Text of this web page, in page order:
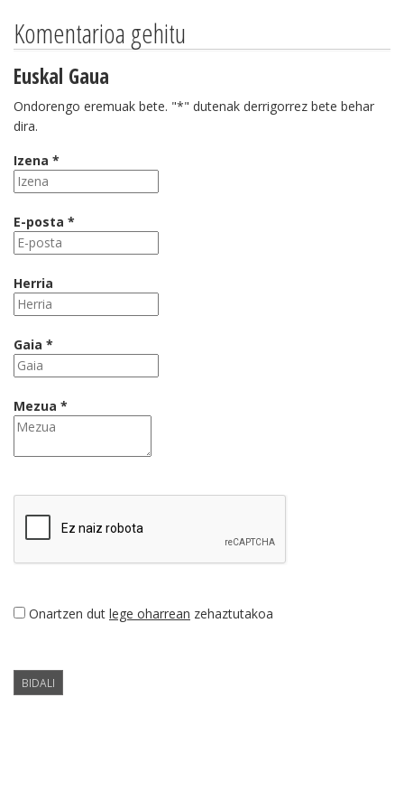
Komentarioa gehitu
Euskal Gaua
Ondorengo eremuak bete. "*" dutenak derrigorrez bete behar
dira.
Izena *
E-posta *
Herria
Gaia *
Mezua *
Onartzen dut lege oharrean zehaztutakoa
BIDALI